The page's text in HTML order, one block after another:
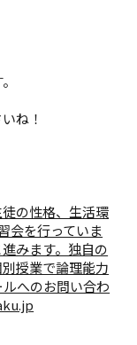
ね！
徒の性格、生活環
会を行っていま
みます。独自の
授業で論理能力
へのお問い合わ